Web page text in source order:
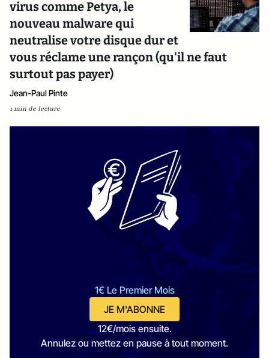
virus comme Petya, le
nouveau malware qui
neutralise votre disque dur et
vous réclame une rançon (qu'il ne faut
surtout pas payer)
Jean-Paul Pinte
1 min de lecture
1€ Le Premier Mois
JE M'ABONNE
12€/mois ensuite.
Annulez ou mettez en pause à tout moment.